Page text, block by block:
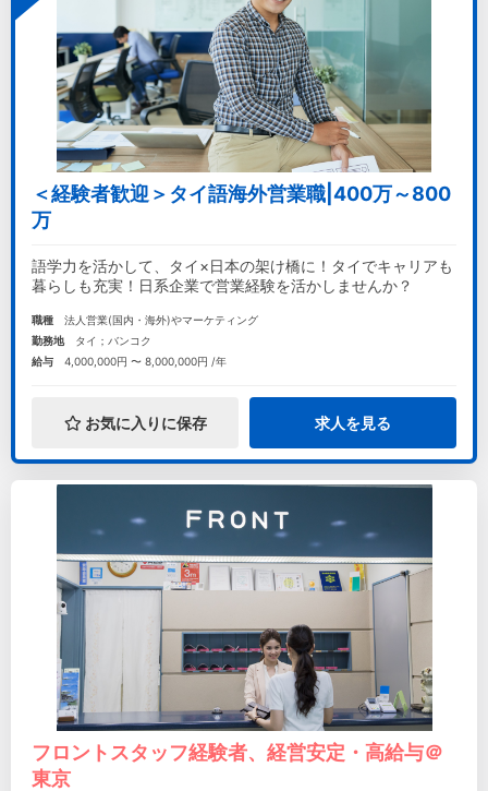
＜経験者歓迎＞タイ語海外営業職|400万～800
万
語学力を活かして、タイ×日本の架け橋に！タイでキャリアも
暮らしも充実！日系企業で営業経験を活かしませんか？
職種
法人営業(国内・海外)やマーケティング
勤務地
タイ；バンコク
給与
4,000,000円 〜 8,000,000円 /年
お気に入りに保存 求人を見る
フロントスタッフ経験者、経営安定・高給与＠
東京